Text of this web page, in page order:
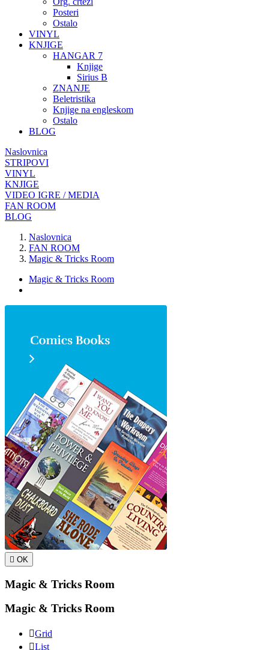
Posteri
Ostalo
VINYL
KNJIGE
HANGAR 7
Knjige
Sirius B
ZNANJE
Beletristika
Knjige na engleskom
Ostalo
BLOG
Naslovnica
STRIPOVI
VINYL
KNJIGE
VIDEO IGRE / MEDIA
FAN ROOM
BLOG
Naslovnica
FAN ROOM
Magic & Tricks Room
Magic & Tricks Room
 OK
Magic & Tricks Room
Magic & Tricks Room
Grid
List